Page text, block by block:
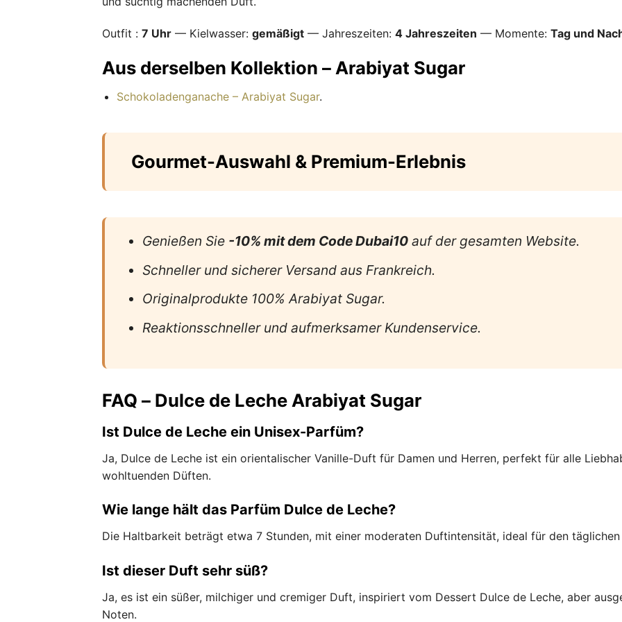
Outfit : 7 Uhr — Kielwasser: gemäßigt — Jahreszeiten: 4 Jahreszeiten — Momente: Tag und
Aus derselben Kollektion – Arabiyat Sugar
Schokoladenganache – Arabiyat Sugar.
Gourmet-Auswahl & Premium-Erlebnis
Genießen Sie -10% mit dem Code Dubai10auf der gesamten Website.
Schneller und sicherer Versand aus Frankreich.
Originalprodukte 100% Arabiyat Sugar.
Reaktionsschneller und aufmerksamer Kundenservice.
FAQ – Dulce de Leche Arabiyat Sugar
Ist Dulce de Leche ein Unisex-Parfüm?
Ja, Dulce de Leche ist ein orientalischer Vanille-Duft für Damen und Herren, perfekt für alle
wohltuenden Düften.
Wie lange hält das Parfüm Dulce de Leche?
Die Haltbarkeit beträgt etwa 7 Stunden, mit einer moderaten Duftintensität, ideal für den
Ist dieser Duft sehr süß?
Ja, es ist ein süßer, milchiger und cremiger Duft, inspiriert vom Dessert Dulce de Leche, aber
Noten.